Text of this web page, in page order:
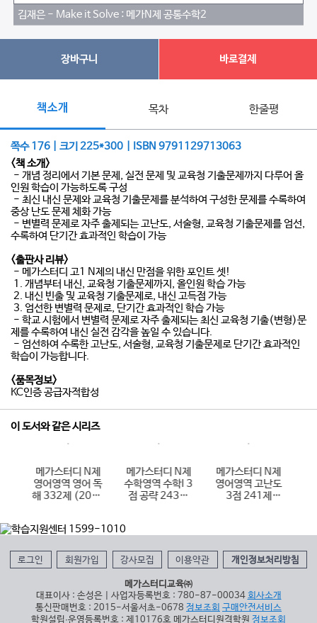
김재은 - Make it Solve : 메가N제 공통수학2
장바구니 바로결제
책소개 목차 한줄평
쪽수 176 | 크기 225*300 | ISBN 9791129713063
<책 소개>
- 개념 정리에서 기본 문제, 실전 문제 및 교육청 기출문제까지 다루어 올
인원 학습이 가능하도록 구성
- 최신 내신 문제와 교육청 기출문제를 분석하여 구성한 문제를 수록하여
중상 난도 문제 체화 가능
- 변별력 문제로 자주 출제되는 고난도, 서술형, 교육청 기출문제를 엄선,
수록하여 단기간 효과적인 학습이 가능
<출판사 리뷰>
- 메가스터디 고1 N제의 내신 만점을 위한 포인트 셋!
1. 개념부터 내신, 교육청 기출문제까지, 올인원 학습 가능
2. 내신 빈출 및 교육청 기출문제로, 내신 고득점 가능
3. 엄선한 변별력 문제로, 단기간 효과적인 학습 가능
- 학교 시험에서 변별력 문제로 자주 출제되는 최신 교육청 기출(변형)문
제를 수록하여 내신 실전 감각을 높일 수 있습니다.
- 엄선하여 수록한 고난도, 서술형, 교육청 기출문제로 단기간 효과적인
학습이 가능합니다.
<품목정보>
KC인증 공급자적합성
이 도서와 같은 시리즈
메가스터디 N제
영어영역 영어 독
해 332제 (2026
메가스터디 N제
수학영역 수학I 3
점 공략 243제
메가스터디 N제
영어영역 고난도
3점 241제
로그인 회원가입 강사모집 이용약관 개인정보처리방침
메가스터디교육㈜
대표이사 : 손성은 | 사업자등록번호 : 780-87-00034 회사소개
통신판매번호 : 2015-서울서초-0678 정보조회 구매안전서비스
학원설립∙운영등록번호 : 제10176호 메가스터디원격학원 정보조회